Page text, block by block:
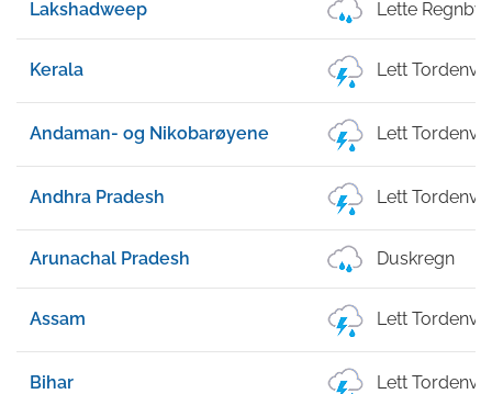
Lakshadweep Lette
Kerala Lett
Andaman- og Nikobarøyene Lett
Andhra Pradesh Lett
Arunachal Pradesh Duskregn
Assam Lett
Bihar Lett